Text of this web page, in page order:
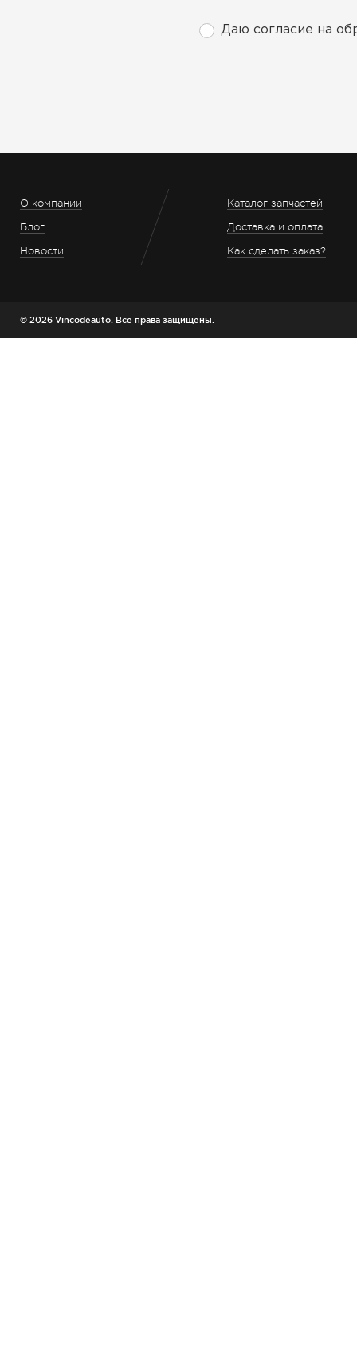
Даю согласие на
О компании
Блог
Новости
Каталог запчастей
Доставка и оплата
Как сделать заказ?
© 2026 Vincodeauto. Все права защищены.